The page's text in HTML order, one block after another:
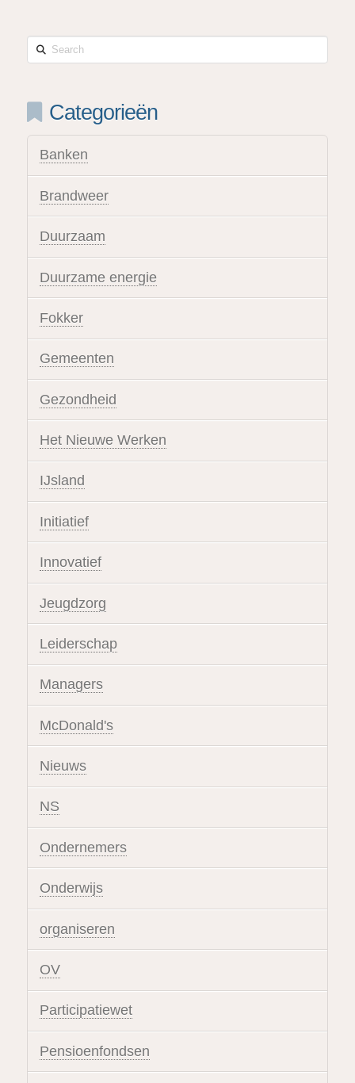
Search
Categorieën
Banken
Brandweer
Duurzaam
Duurzame energie
Fokker
Gemeenten
Gezondheid
Het Nieuwe Werken
IJsland
Initiatief
Innovatief
Jeugdzorg
Leiderschap
Managers
McDonald's
Nieuws
NS
Ondernemers
Onderwijs
organiseren
OV
Participatiewet
Pensioenfondsen